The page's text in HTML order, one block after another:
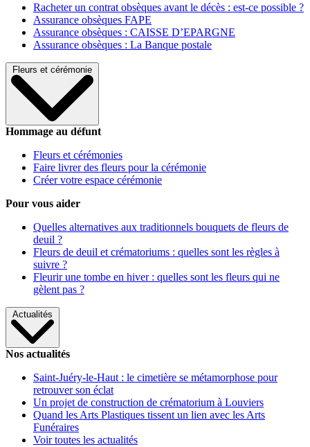
Racheter un contrat obsèques avant le décès : est-ce possible ?
Assurance obsèques FAPE
Assurance obsèques : CAISSE D’EPARGNE
Assurance obsèques : La Banque postale
Fleurs et cérémonie
Hommage au défunt
Fleurs et cérémonies
Faire livrer des fleurs pour la cérémonie
Créer votre espace cérémonie
Pour vous aider
Quelles alternatives aux traditionnels bouquets de fleurs de
deuil ?
Fleurs de deuil et crématoriums : quelles sont les règles à
suivre ?
Fleurir une tombe en hiver : quelles sont les fleurs qui ne
gèlent pas ?
Actualités
Nos actualités
Saint-Juéry-le-Haut : le cimetière se métamorphose pour
retrouver son éclat
Un projet de construction de crématorium à Louviers
Quand les Arts Plastiques tissent un lien avec les Arts
Funéraires
Voir toutes les actualités